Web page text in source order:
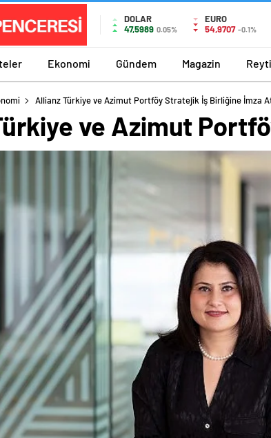
DOLAR
47,5989 0.05%
EURO
54,9707 -0.1%
Ekonomi Gündem Magazin
Allianz Türkiye ve Azimut Portföy Stratejik İş Birliğine İmza
ve Azimut